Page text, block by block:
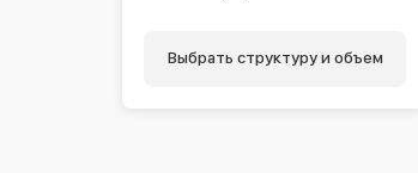
Выбрать структуру и объем